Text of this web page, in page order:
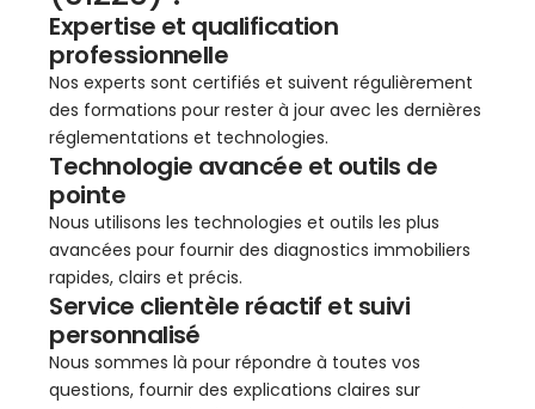
Expertise et qualification
professionnelle
Nos experts sont certifiés et suivent régulièrement
des formations pour rester à jour avec les dernières
réglementations et technologies.
Technologie avancée et outils de
pointe
Nous utilisons les technologies et outils les plus
avancées pour fournir des diagnostics immobiliers
rapides, clairs et précis.
Service clientèle réactif et suivi
personnalisé
Nous sommes là pour répondre à toutes vos
questions, fournir des explications claires sur